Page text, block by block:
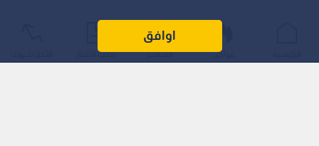
اوافق
عواجل المباشر أحدث الأخبار